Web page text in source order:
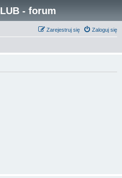
- forum
Zaloguj się
Zarejestruj się